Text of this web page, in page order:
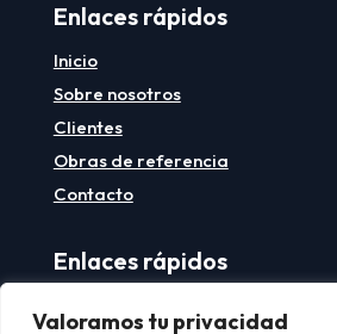
Valoramos tu privacidad
Enlaces rápidos
Inicio
Sobre nosotros
Clientes
Obras de referencia
Contacto
Enlaces rápidos